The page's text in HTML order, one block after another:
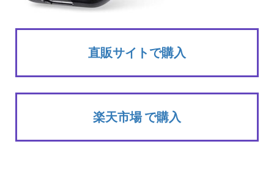
直販サイトで購入
楽天市場 で購入